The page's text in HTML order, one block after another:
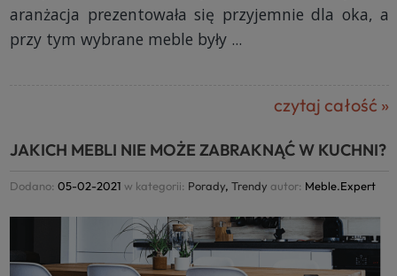
aranżacja prezentowała się przyjemnie dla oka, a
przy tym wybrane meble były ...
czytaj całość »
JAKICH MEBLI NIE MOŻE ZABRAKNĄĆ W KUCHNI?
Dodano:05-02-2021 w kategorii: Porady,Trendy autor: Meble.Expert